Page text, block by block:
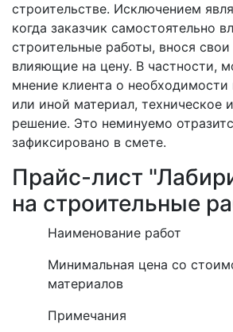
строительстве. Исключением
когда заказчик самостоятельно
строительные работы, внося
влияющие на цену. В частности,
мнение клиента о необходимости
или иной материал, техническое
решение. Это неминуемо
зафиксировано в смете.
Прайс-лист
на строительные
Наименование работ
Минимальная цена со
материалов
Примечания